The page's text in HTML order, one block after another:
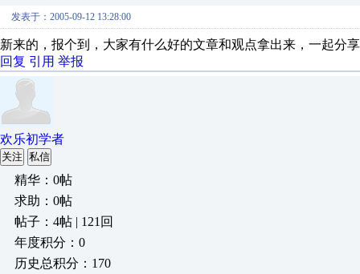
发表于：2005-09-12 13:28:00
新来的，报个到，大家有什么好的文章和观点拿出来，一起分
回复 引用 举报
欢乐初学者
关注 私信
精华：0帖
求助：0帖
帖子：4帖 | 121回
年度积分：0
历史总积分：170